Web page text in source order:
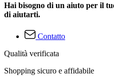
Hai bisogno di un aiuto per il
di aiutarti.
Contatto
Qualità verificata
Shopping sicuro e affidabile